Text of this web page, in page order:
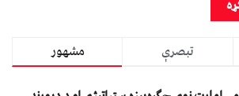
مشهور تبصرې